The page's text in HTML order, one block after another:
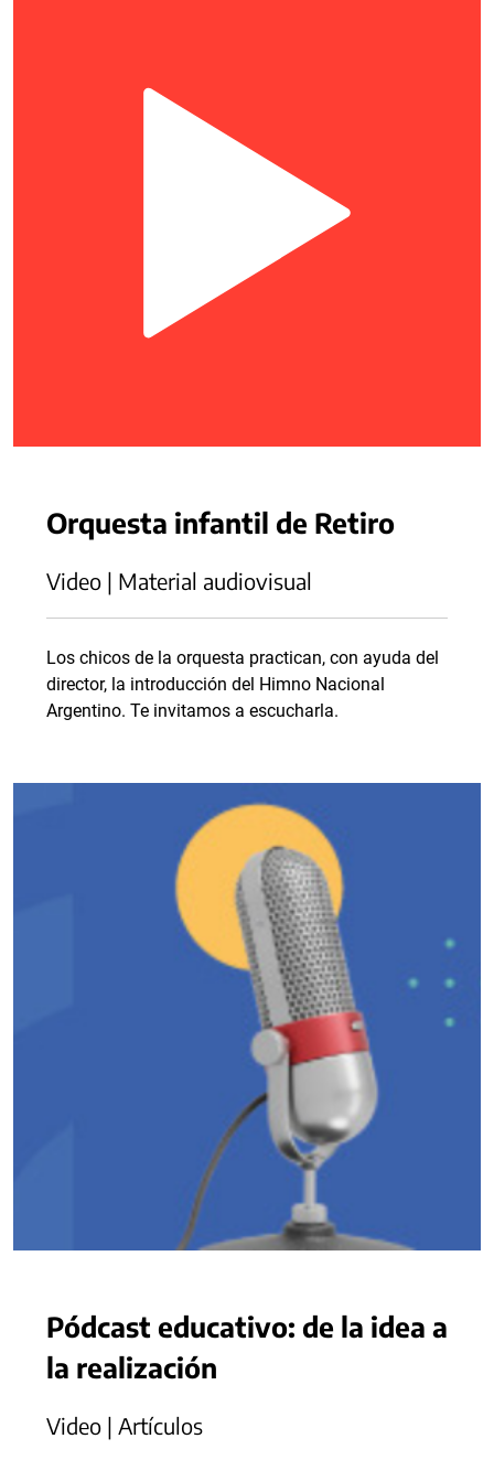
Orquesta infantil de Retiro
Video | Material audiovisual
Los chicos de la orquesta practican, con ayuda del
director, la introducción del Himno Nacional
Argentino. Te invitamos a escucharla.
Pódcast educativo: de la idea a
la realización
Video | Artículos